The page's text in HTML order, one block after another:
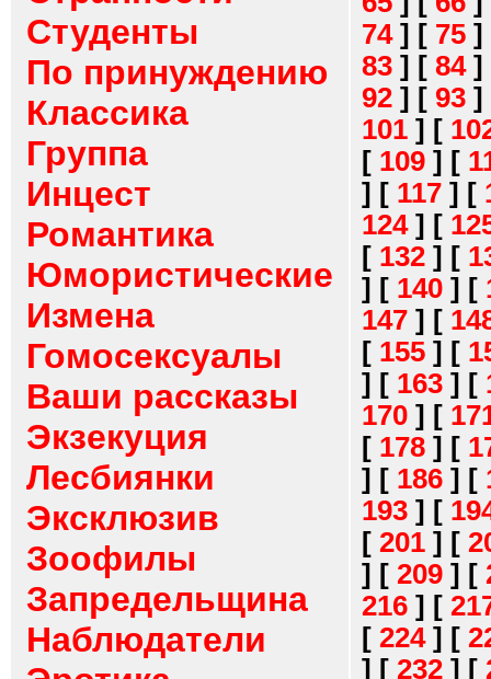
Студенты
По принуждению
Классика
Группа
Инцест
Романтика
Юмористические
Измена
Гомосексуалы
Ваши рассказы
Экзекуция
Лесбиянки
Эксклюзив
Зоофилы
Запредельщина
Наблюдатели
74] [ 75 ]
83 ] [ 84]
92 ] [ 93 ]
101 ] [
[ 109 ] [
] [ 117 ] [
124] [
[ 132 ] [
] [ 140 ] [
147 ] [
[ 155 ] [
] [ 163 ] [
170 ] [
[ 178 ] [
] [ 186 ] [
193 ] [
[ 201 ] [
] [ 209 ] [
216 ] [
[ 224] [
] [ 232 ] [